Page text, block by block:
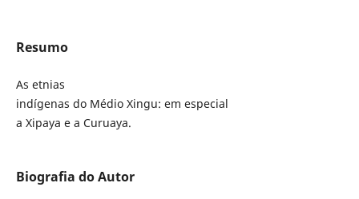
Resumo
As etnias
indígenas do Médio Xingu: em especial
a Xipaya e a Curuaya.
Biografia do Autor